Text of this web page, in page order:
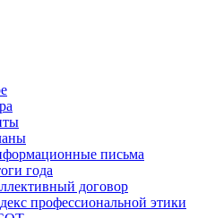
письма
года
договор
профессиональной этики